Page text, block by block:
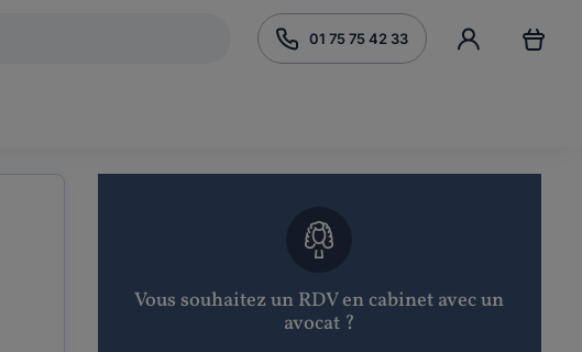
01 75 75 42 33
Vous souhaitez un RDV en cabinet avec un
avocat ?